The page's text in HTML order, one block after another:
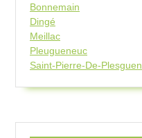
Bonnemain
Dingé
Meillac
Pleugueneuc
Saint-Pierre-De-Plesguen